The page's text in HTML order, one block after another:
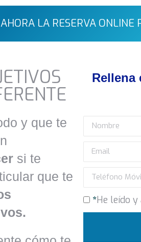
LA RESERVA ONLINE
y que te
si te
que te
Rellena
*He leído